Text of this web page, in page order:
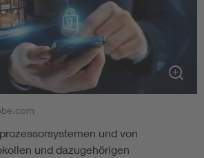
im Kontext der Normung
und von
und dazugehörigen